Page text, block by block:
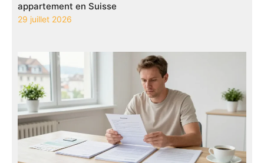
appartement en Suisse
29 juillet 2026